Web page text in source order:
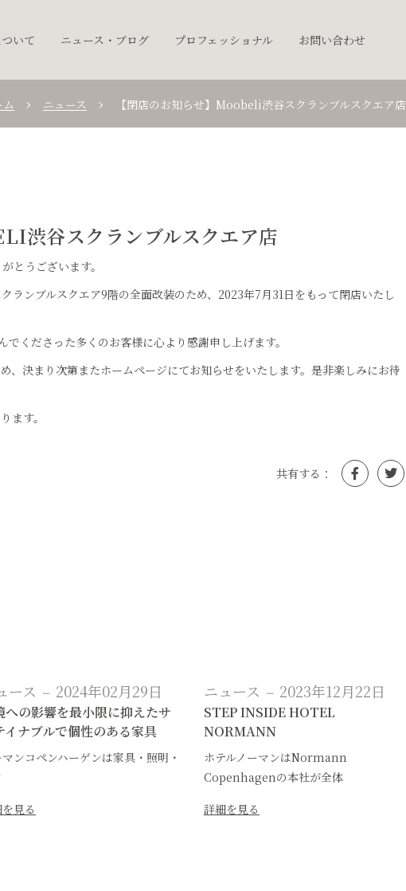
いて ニュース・ブログ プロフェッショナル お問い合わせ
ム ニュース 【閉店のお知らせ】Moobeli渋谷スクランブルスクエア店
渋谷スクランブルスクエア店
とうございます。
ンブルスクエア9階の全面改装のため、2023年7月31日をもって閉店いたし
くださった多くのお客様に心より感謝申し上げます。
、決まり次第またホームページにてお知らせをいたします。是非楽しみにお待
ます。
ース 2024年02月29日
への影響を最小限に抑えたサ
イナブルで個性のある家具
マンコペンハーゲンは家具・照明・
見る
ニュース 2023年12月22日
STEP INSIDE HOTEL
NORMANN
ホテルノーマンはNormann
Copenhagenの本社が全体
詳細を見る